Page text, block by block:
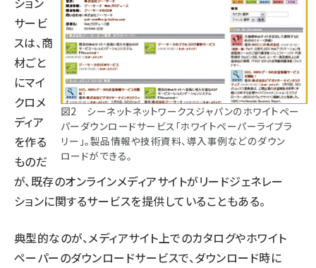
図2 シーネットネットワークスジャパンのホワイトペー
パーダウンロードサービス「ホワイトペーパーライブラ
リー」。製品情報や技術資料、導入事例などのダウン
ロードができる。
サービ
スは、商
材ごと
にマイ
クロメ
ディア
を作る
ものだ
が、既存のオンラインメディアサイトがリードジェネレー
ションに関するサービスを提供していることもある。
典型的なのが、メディアサイト上でのカタログやホワイト
ペーパーのダウンロードサービスで、ダウンロード時に